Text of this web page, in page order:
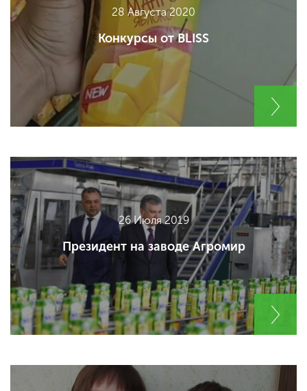
28 Августа 2020
Конкурсы от BLISS
26 Июля 2019
Президент на заводе Агромир